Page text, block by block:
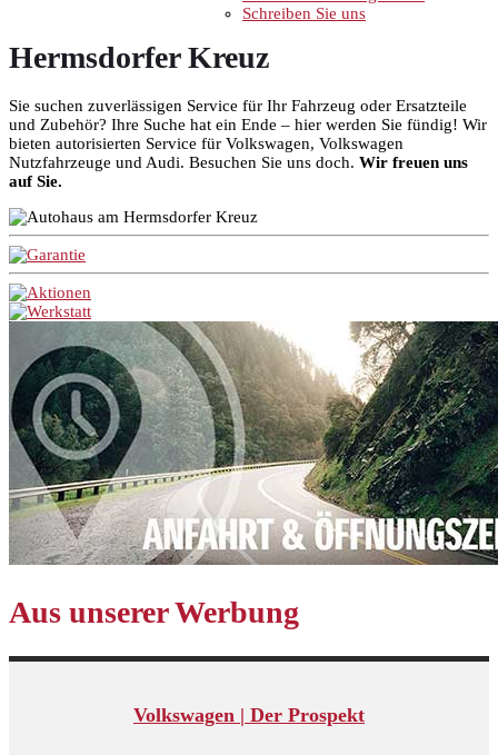
Schreiben Sie uns
Hermsdorfer Kreuz
Sie suchen zuverlässigen Service für Ihr Fahrzeug oder Ersatzteile
und Zubehör? Ihre Suche hat ein Ende – hier werden Sie fündig! Wir
bieten autorisierten Service für Volkswagen, Volkswagen
Nutzfahrzeuge und Audi. Besuchen Sie uns doch. Wir freuen uns
auf Sie.
Aus unserer Werbung
Volkswagen | Der Prospekt